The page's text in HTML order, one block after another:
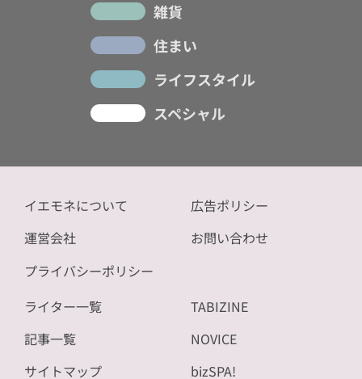
雑貨
住まい
ライフスタイル
スペシャル
イエモネについて
運営会社
プライバシーポリシー
広告ポリシー
お問い合わせ
ライター一覧
記事一覧
サイトマップ
TABIZINE
NOVICE
bizSPA!